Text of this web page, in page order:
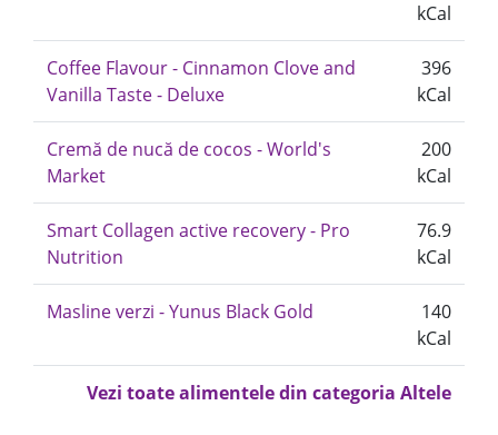
kCal
Coffee Flavour - Cinnamon Clove and
Vanilla Taste - Deluxe
396
kCal
Cremă de nucă de cocos - World's
Market
200
kCal
Smart Collagen active recovery - Pro
Nutrition
76.9
kCal
Masline verzi - Yunus Black Gold
140
kCal
Vezi toate alimentele din categoria Altele